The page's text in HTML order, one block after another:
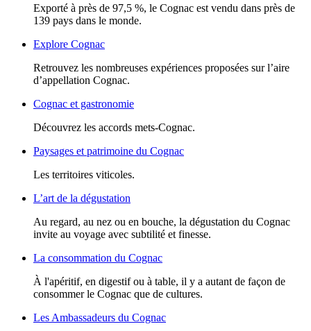
Exporté à près de 97,5 %, le Cognac est vendu dans près de
139 pays dans le monde.
Explore Cognac
Retrouvez les nombreuses expériences proposées sur l’aire
d’appellation Cognac.
Cognac et gastronomie
Découvrez les accords mets-Cognac.
Paysages et patrimoine du Cognac
Les territoires viticoles.
L’art de la dégustation
Au regard, au nez ou en bouche, la dégustation du Cognac
invite au voyage avec subtilité et finesse.
La consommation du Cognac
À l'apéritif, en digestif ou à table, il y a autant de façon de
consommer le Cognac que de cultures.
Les Ambassadeurs du Cognac